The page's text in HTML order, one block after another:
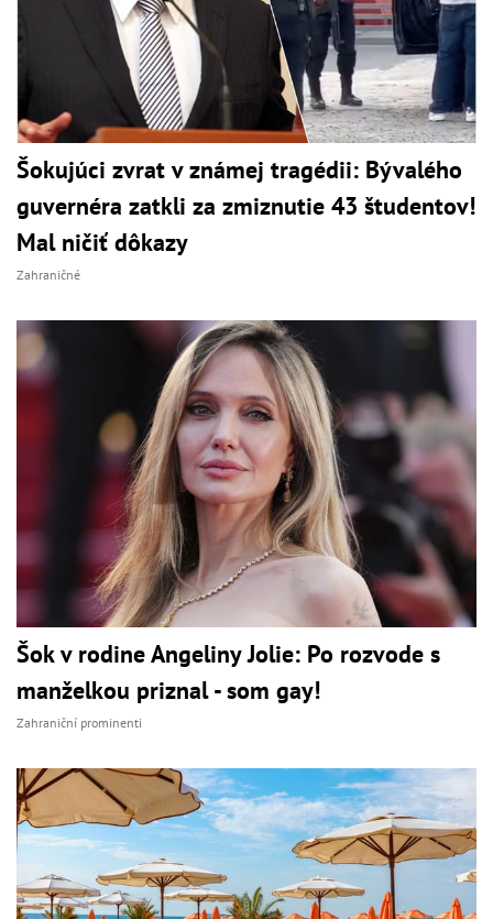
Šokujúci zvrat v známej tragédii: Bývalého
guvernéra zatkli za zmiznutie 43 študentov!
Mal ničiť dôkazy
Zahraničné
Šok v rodine Angeliny Jolie: Po rozvode s
manželkou priznal - som gay!
Zahraniční prominenti